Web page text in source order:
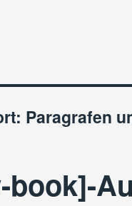
Paragrafen
book]-